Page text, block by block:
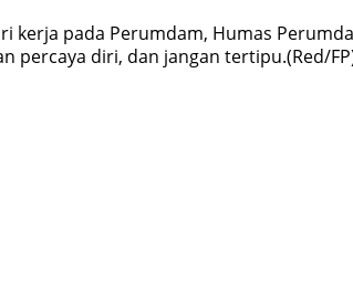
kerja pada Perumdam, Humas
percaya diri, dan jangan tertipu.(Red/